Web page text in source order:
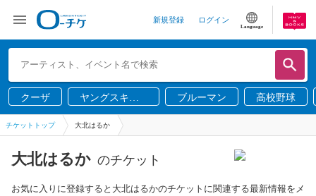
新規登録 ログイン
Language
クーザ
ヤングスキニ
ー
ブルーマン 高校野球
チケットトップ 大北はるか
大北はるか のチケット
お気に入りに登録すると大北はるかのチケットに関連する最新情報をメ